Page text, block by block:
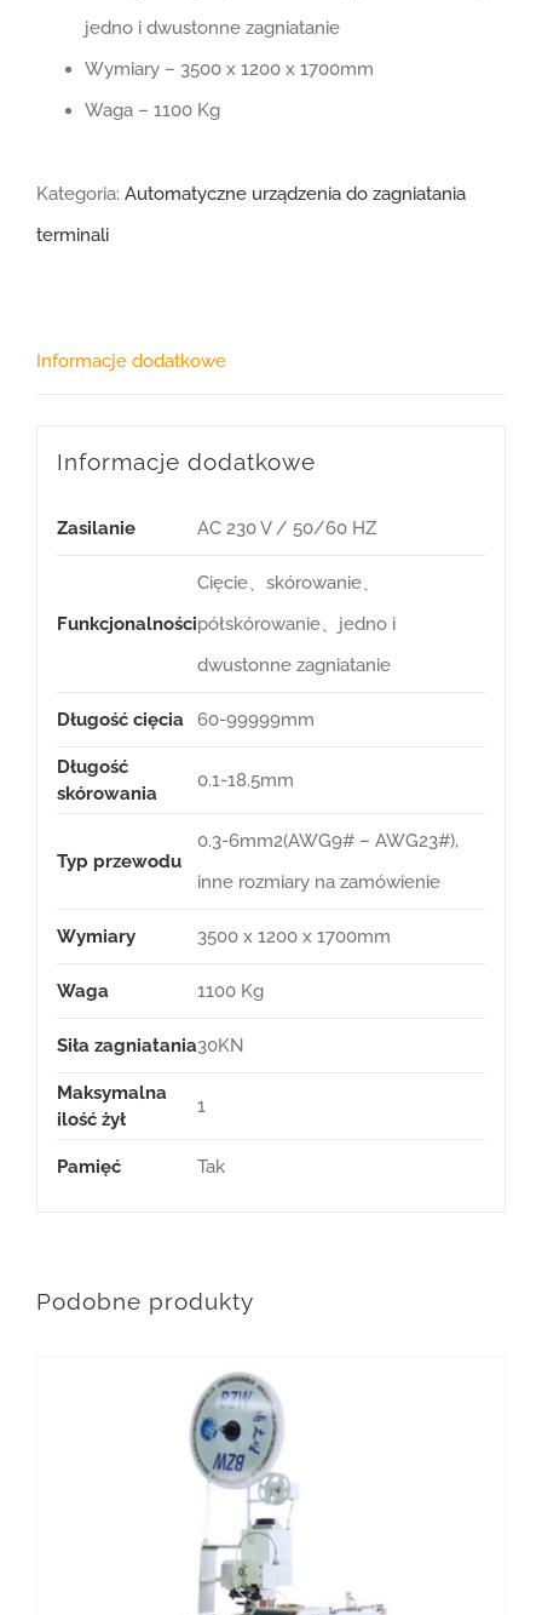
jedno i dwustonne zagniatanie
Wymiary – 3500 x 1200 x 1700mm
Waga – 1100 Kg
Kategoria: Automatyczne urządzenia do zagniatania
terminali
Informacje dodatkowe
Informacje dodatkowe
Zasilanie AC 230 V / 50/60 HZ
Funkcjonalności
Cięcie、skórowanie、
półskórowanie、jedno i
dwustonne zagniatanie
Długość cięcia 60-99999mm
Długość
skórowania
0.1-18.5mm
Typ przewodu
0.3-6mm2(AWG9# – AWG23#),
inne rozmiary na zamówienie
Wymiary 3500 x 1200 x 1700mm
Waga 1100 Kg
Siła zagniatania30KN
Maksymalna
ilość żył
1
Pamięć Tak
Podobne produkty